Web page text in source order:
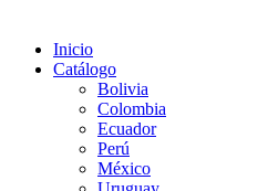
Inicio
Catálogo
Bolivia
Colombia
Ecuador
Perú
México